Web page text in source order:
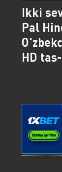
Ikki
Pal
HD